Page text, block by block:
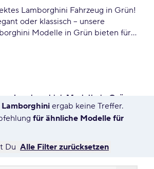
Lamborghini Fahrzeug in Grün!
oder klassisch – unsere
Grün bieten für
von flexiblen Leasing- oder
Lamborghini-Modelle in Grün
Deine Suche
Lamborghini ergab keine Treffer.
für ähnliche Modelle für
Du Alle Filter zurücksetzen